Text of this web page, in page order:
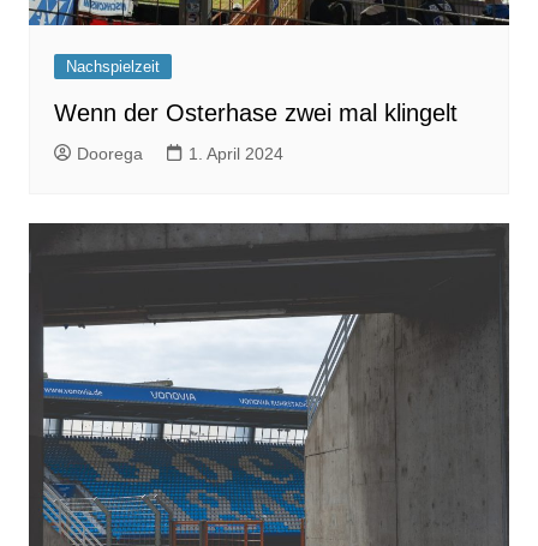
Nachspielzeit
Wenn der Osterhase zwei mal klingelt
Doorega 1. April 2024